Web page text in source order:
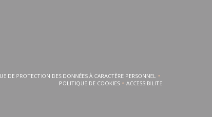
NOUVELLE FENÊTRE))
DE PROTECTION DES DONNÉES À CARACTÈRE PERSONNEL
((OUVRE UNE NOUVELLE FENÊTRE))
POLITIQUE DE COOKIES((OUVRE UNE NOUVELLE FENÊTRE))
ACCESSIBILITE((OUVRE UNE NOUVELLE